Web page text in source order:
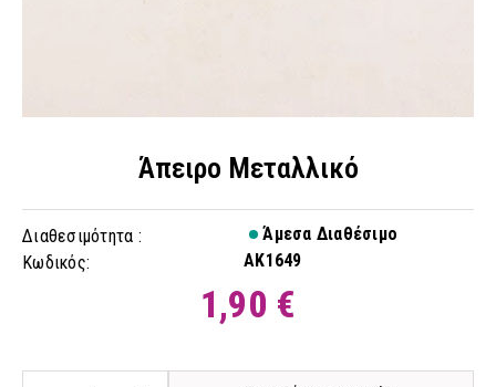
Άπειρο Μεταλλικό
Διαθεσιμότητα :
Άμεσα Διαθέσιμο
Κωδικός:
AK1649
1,90 €